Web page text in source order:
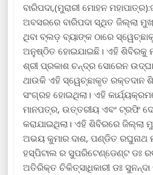
ବାରିପଦା,(ମୁରାରୀ ମୋହନ
ଅବସରରେ ବାରିପଦା ସ୍ଥିତ ଜିଲ୍ଲା
ଥିବା ବ୍ଲଡ଼ ବ୍ୟାଙ୍କ ଠାରେ
ଅନୁଷ୍ଠିତ ହୋଇଯାଇଛି। ଏହି ଶିବିରକୁ
ଶ୍ରୀ ପ୍ରକାଶ ଚନ୍ଦ୍ର ସୋରେନ
ଥାଉକି ଏହି ସ୍ୱେଚ୍ଛାକୃତ
ସଂଗ୍ରହ ହୋଇଥିଲା। ଏହି
ମାନପତ୍ର, ଉତ୍ତରୀୟ ଏବଂ ଟ୍ରଫି
କରାଯାଇଥିଲା। ଏହି ଶିବିରରେ ଜିଲ୍ଲା
ଅଭୟ କୁମାର ଦାଶ, ପଣ୍ଡିତ ରଘୁନାଥ
ହସ୍ପିଟାଲ ର ସୁପରିଟେଣ୍ଡେଣ୍ଟ ଡଃ
ଅତିରିକ୍ତ ଚିକିତ୍ସାଧିକାରୀ ଡଃ